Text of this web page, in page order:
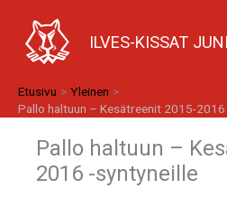
sisältöön
ILVES-KISSAT
Etusivu
Yleinen
Pallo haltuun – Kesätreenit 2015-2016
Pallo haltuun –
2016 -syntyneille